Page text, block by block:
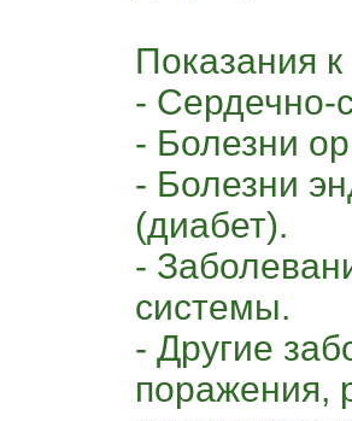
Показания
- Сердечно-
- Болезни
- Болезни
(диабет).
-
системы.
- Другие
поражения,